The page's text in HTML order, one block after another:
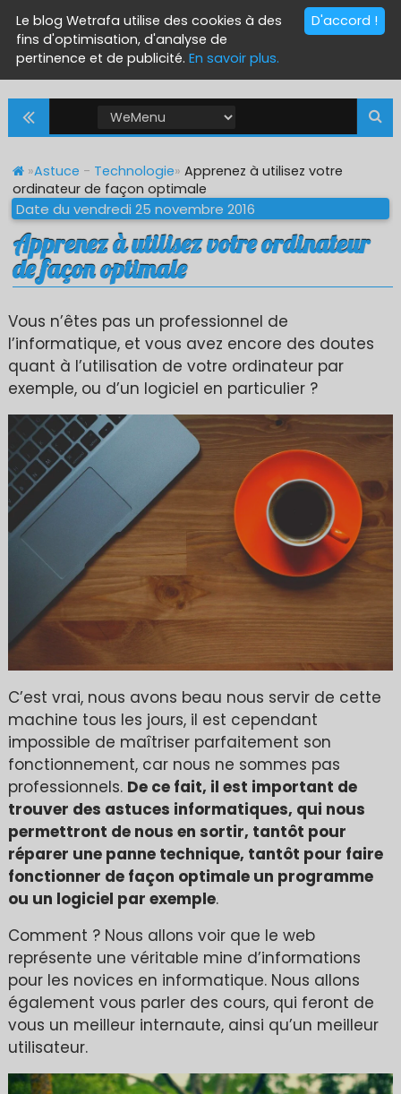
»Astuce - Technologie» Apprenez à utilisez votre
ordinateur de façon optimale
Date du vendredi 25 novembre 2016
Apprenez à utilisez votre ordinateur
de façon optimale
Vous n’êtes pas un professionnel de
l’informatique, et vous avez encore des doutes
quant à l’utilisation de votre ordinateur par
exemple, ou d’un logiciel en particulier ?
C’est vrai, nous avons beau nous servir de cette
machine tous les jours, il est cependant
impossible de maîtriser parfaitement son
fonctionnement, car nous ne sommes pas
professionnels. De ce fait, il est important de
trouver des astuces informatiques, qui nous
permettront de nous en sortir, tantôt pour
réparer une panne technique, tantôt pour faire
fonctionner de façon optimale un programme
ou un logiciel par exemple.
Comment ? Nous allons voir que le web
représente une véritable mine d’informations
pour les novices en informatique. Nous allons
également vous parler des cours, qui feront de
vous un meilleur internaute, ainsi qu’un meilleur
utilisateur.
D'accord !
Le blog Wetrafa utilise des cookies à des
fins d'optimisation, d'analyse de
pertinence et de publicité. En savoir plus.